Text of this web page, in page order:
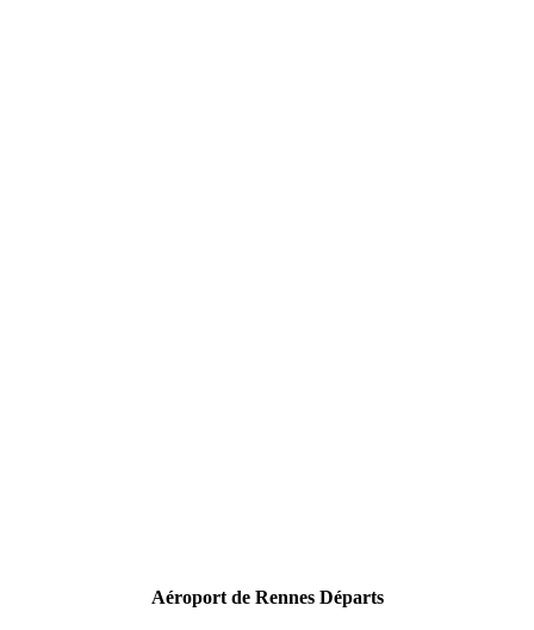
Aéroport de Rennes Départs